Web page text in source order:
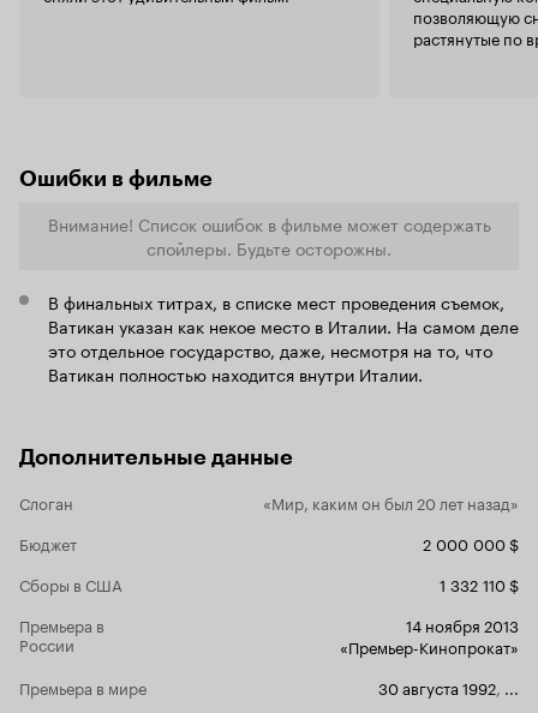
вздохнуть свободно без мыслей об
позволяющую
растянутые по
Ошибки в фильме
Внимание! Список ошибок в фильме может содержать
спойлеры. Будьте осторожны.
В финальных титрах, в списке мест проведения съемок,
Ватикан указан как некое место в Италии. На самом деле
это отдельное государство, даже, несмотря на то, что
Ватикан полностью находится внутри Италии.
Дополнительные данные
Слоган
«Мир, каким он был 20 лет назад»
Бюджет
2 000 000 $
Сборы в США
1 332 110 $
Премьера в
России
14 ноября 2013
«Премьер-Кинопрокат»
Премьера в мире
30 августа 1992